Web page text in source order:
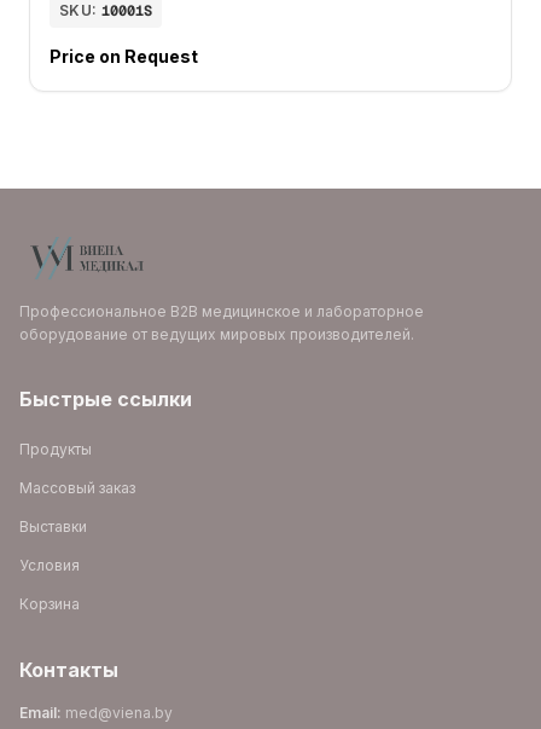
SKU: 10001S
Price on Request
Профессиональное B2B медицинское и лабораторное
оборудование от ведущих мировых производителей.
Быстрые ссылки
Продукты
Массовый заказ
Выставки
Условия
Корзина
Контакты
Email: med@viena.by